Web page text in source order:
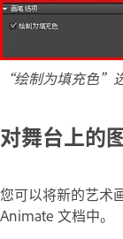
“绘制为填充色”
对舞台上的
您可以将新的艺术
Animate 文档中。